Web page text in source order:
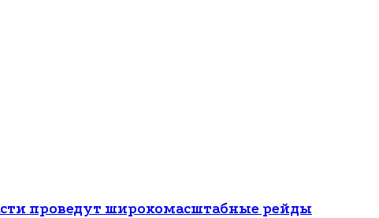
проведут широкомасштабные рейды